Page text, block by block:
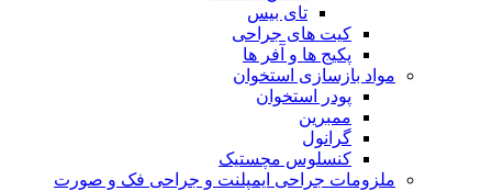
تای بیس
کیت های جراحی
پکیج ها و آفر ها
مواد بازسازی استخوان
پودر استخوان
ممبرین
گرانول
کنسلوس مچستیک
ملزومات جراحی ایمپلنت و جراحی فک و صورت